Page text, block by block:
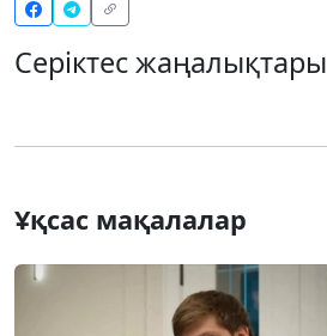
Серіктес жаңалықтары
Ұқсас мақалалар